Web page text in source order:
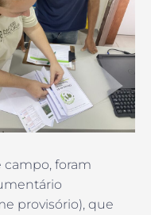
campo, foram
provisório), que